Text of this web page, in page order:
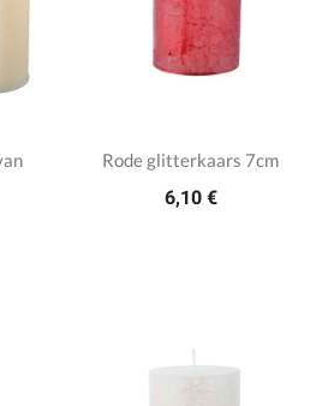
Rode glitterkaars 7cm
6,10 €